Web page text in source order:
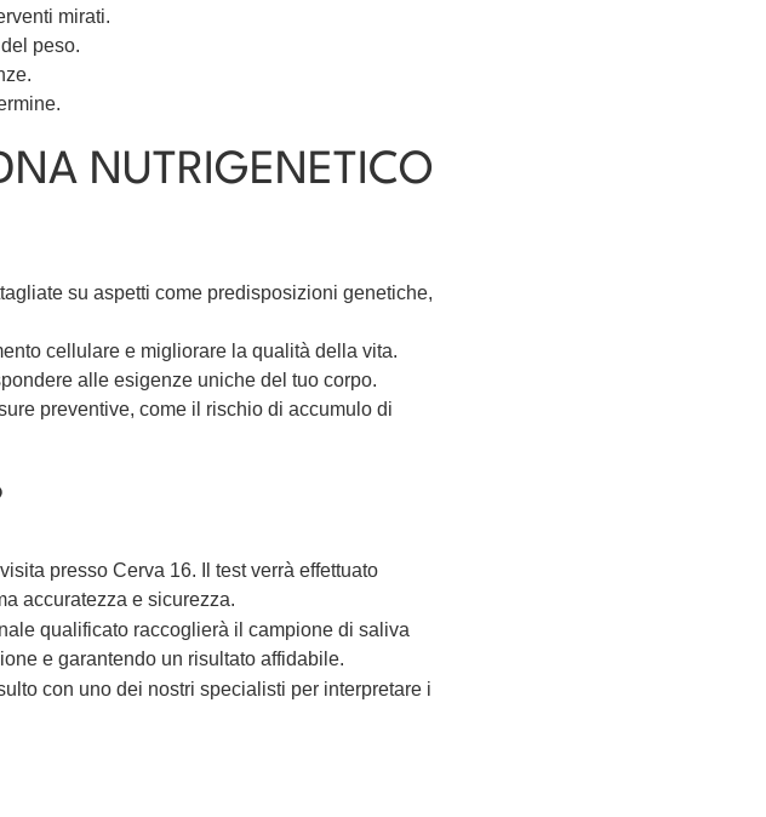
mirati.
peso.
NUTRIGENETICO
su aspetti come predisposizioni genetiche,
cellulare e migliorare la qualità della vita.
alle esigenze uniche del tuo corpo.
preventive, come il rischio di accumulo di
presso Cerva 16. Il test verrà effettuato
accuratezza e sicurezza.
qualificato raccoglierà il campione di saliva
e garantendo un risultato affidabile.
con uno dei nostri specialisti per interpretare i